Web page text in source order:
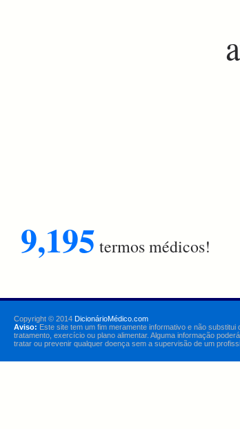
9,195 termos médicos!
Copyright © 2014 DicionárioMédico.com
Aviso: Este site tem um fim meramente informativo e não
tratamento, exercício ou plano alimentar. Alguma informação
tratar ou prevenir qualquer doença sem a supervisão de um